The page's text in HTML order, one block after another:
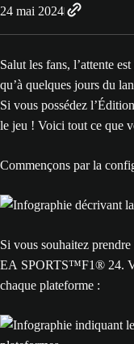
24 mai 2024
Salut les fans, l’attente
qu’à quelques jours du
Si vous possédez
le jeu ! Voici tout ce que
Commençons par la
Si vous souhaitez
EA SPORTS™F1® 24.
chaque plateforme :